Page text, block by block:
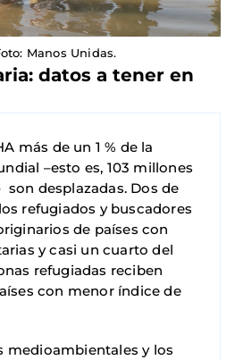
Manos Unidas.
datos a tener en
más de un 1 % de la
–esto es, 103 millones
son desplazadas. Dos de
refugiados y buscadores
de países con
y casi un cuarto del
refugiadas reciben
con menor índice de
medioambientales y los